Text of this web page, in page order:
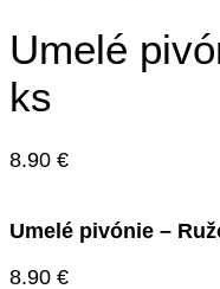
Umelé
ks
8.90 €
Umelé pivónie –
8.90 €